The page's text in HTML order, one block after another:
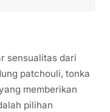
sensualitas dari
patchouli, tonka
memberikan
pilihan